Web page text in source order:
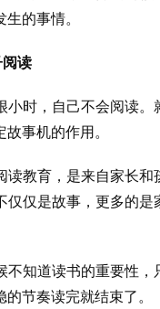
的事情。
读
小时，自己不会阅读。
事机的作用。
读教育，是来自家长和
仅仅是故事，更多的是
不知道读书的重要性，
节奏读完就结束了。